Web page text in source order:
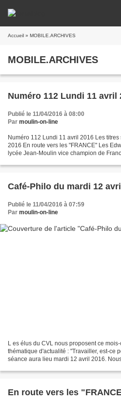
Accueil » MOBILE.ARCHIVES
MOBILE.ARCHIVES
Numéro 112 Lundi 11
Publié le 11/04/2016 à 08:00
Par moulin-on-line
Numéro 112 Lundi 11 avril 2016 Les
2016 En route vers les "FRANCE" Les
lycée Jean-Moulin vice champion de
Café-Philo du mardi 12
Publié le 11/04/2016 à 07:59
Par moulin-on-line
L es élus du CVL nous proposent ce
thématique d'actualité : "Travailler, est-ce
séance aura lieu mardi 12 avril 2016.
En route vers les